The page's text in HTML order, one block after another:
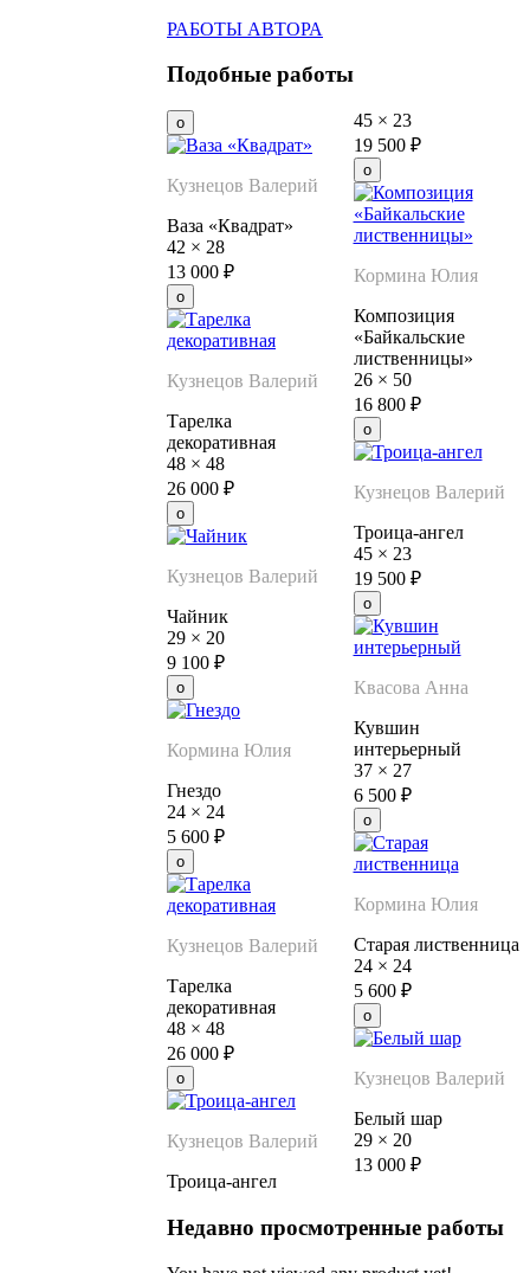
РАБОТЫ АВТОРА
Подобные работы
Кузнецов Валерий
Ваза «Квадрат»
42 × 28
13 000 ₽
Кузнецов Валерий
Тарелка
декоративная
48 × 48
26 000 ₽
Кузнецов Валерий
Чайник
29 × 20
9 100 ₽
Кормина Юлия
Гнездо
24 × 24
5 600 ₽
Кузнецов Валерий
Тарелка
декоративная
48 × 48
26 000 ₽
Кузнецов Валерий
Троица-ангел
45× 23
19 500 ₽
Кормина Юлия
Композиция
«Байкальские
лиственницы»
26× 50
16 800 ₽
Кузнецов Валерий
Троица-ангел
45× 23
19 500 ₽
Квасова Анна
Кувшин
интерьерный
37× 27
6 500 ₽
Кормина Юлия
Старая лиственница
24× 24
5 600 ₽
Кузнецов Валерий
Белый шар
29× 20
13 000 ₽
Недавно просмотренные работы